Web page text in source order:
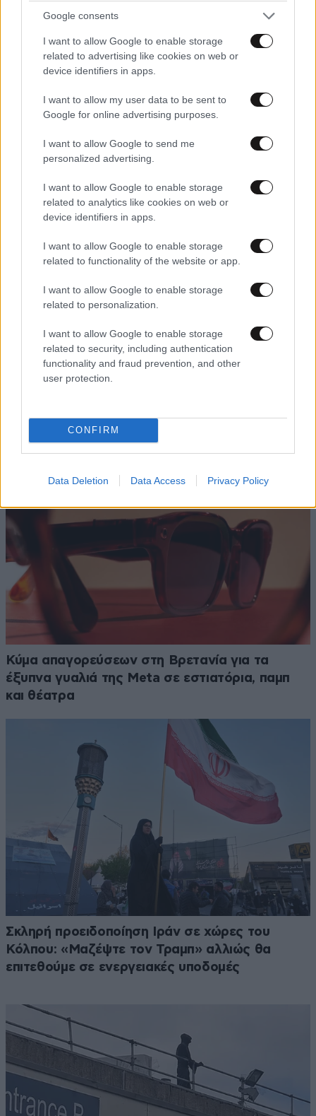
Google consents
I want to allow Google to enable storage
related to advertising like cookies on web or
device identifiers in apps.
I want to allow my user data to be sent to
Google for online advertising purposes.
I want to allow Google to send me
personalized advertising.
I want to allow Google to enable storage
related to analytics like cookies on web or
device identifiers in apps.
I want to allow Google to enable storage
related to functionality of the website or app.
I want to allow Google to enable storage
related to personalization.
I want to allow Google to enable storage
related to security, including authentication
functionality and fraud prevention, and other
user protection.
CONFIRM
Data Deletion Data Access Privacy Policy
Μυστήριο με τους «πολύ ασυνήθιστους»
θανάτους ταράνδων στο αρχιπέλαγος
Σβάλμπαρντ στην Αρκτική
Δούναβης: Η ξηρασία αποκάλυψε τα θεμέλια
Κύμα απαγορεύσεων στη Βρετανία για τα
έξυπνα γυαλιά της Meta σε εστιατόρια, παμπ
και θέατρα
Σκληρή προειδοποίηση Ιράν σε χώρες του
Κόλπου: «Μαζέψτε τον Τραμπ» αλλιώς θα
επιτεθούμε σε ενεργειακές υποδομές